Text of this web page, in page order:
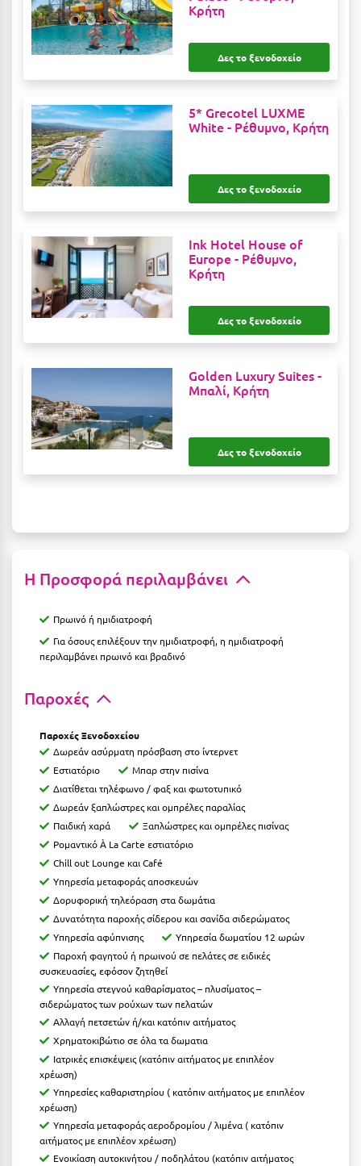
Μυστράς
Μυτιλήνη
Νάξος
Νάουσα
Νέα Μάκρη
Νέα Στύρα Εύβοιας
Νέοι Πόροι Πιερίας
Ξυλόκαστρο
Π
Πάλαιρος
Παραλία Λιτοχώρου
Παράλιο Άστρος
Παρνασσός
Πάρος
Πάτμος
Πάτρα
Παύλιανη
Πειραιάς
Πελοπόννησος
Πήλιο
Πιερία
Πλαταμώνας
Πλύτρα Λακωνίας
Πόρος
Πόρτο Χέλι
Πρέβεζα
Κρήτη
Δες το ξενοδοχείο
5* Grecotel LUXME
White - Ρέθυμνο, Κρήτη
Δες το ξενοδοχείο
Ink Hotel House of
Europe - Ρέθυμνο,
Κρήτη
Δες το ξενοδοχείο
Golden Luxury Suites -
Μπαλί, Κρήτη
Δες το ξενοδοχείο
Η Προσφορά περιλαμβάνει
Πρωινό ή ημιδιατροφή
Για όσους επιλέξουν την ημιδιατροφή, η ημιδιατροφή
περιλαμβάνει πρωινό και βραδινό
Παροχές
Παροχές Ξενοδοχείου
Δωρεάν ασύρματη πρόσβαση στο ίντερνετ
Εστιατόριο
Μπαρ στην πισίνα
Διατίθεται τηλέφωνο / φαξ και φωτοτυπικό
Δωρεάν ξαπλώστρες και ομπρέλες παραλίας
Παιδική χαρά
Ξαπλώστρες και ομπρέλες πισίνας
Ρομαντικό À La Carte εστιατόριο
Chill out Lounge και Café
Υπηρεσία μεταφοράς αποσκευών
Δορυφορική τηλεόραση στα δωμάτια
Δυνατότητα παροχής σίδερου και σανίδα σιδερώματος
Υπηρεσία αφύπνισης
Υπηρεσία δωματίου 12 ωρών
Παροχή φαγητού ή πρωινού σε πελάτες σε ειδικές
συσκευασίες, εφόσον ζητηθεί
Υπηρεσία στεγνού καθαρίσματος – πλυσίματος –
σιδερώματος των ρούχων των πελατών
Αλλαγή πετσετών ή/και κατόπιν αιτήματος
Χρηματοκιβώτιο σε όλα τα δωματια
Ιατρικές επισκέψεις (κατόπιν αιτήματος με επιπλέον
χρέωση)
Υπηρεσίες καθαριστηρίου ( κατόπιν αιτήματος με επιπλέον
χρέωση)
Υπηρεσία μεταφοράς αεροδρομίου / λιμένα ( κατόπιν
αιτήματος με επιπλέον χρέωση)
Ενοικίαση αυτοκινήτου / ποδηλάτου (κατόπιν αιτήματος